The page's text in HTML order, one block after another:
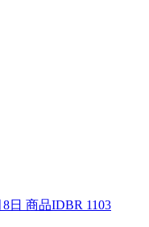
日 商品IDBR 1103